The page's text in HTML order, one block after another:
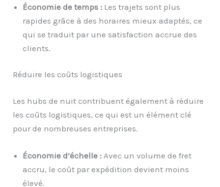
Économie de temps : Les trajets sont plus
rapides grâce à des horaires mieux adaptés, ce
qui se traduit par une satisfaction accrue des
clients.
Réduire les coûts logistiques
Les hubs de nuit contribuent également à réduire
les coûts logistiques, ce qui est un élément clé
pour de nombreuses entreprises.
Économie d’échelle : Avec un volume de fret
accru, le coût par expédition devient moins
élevé.